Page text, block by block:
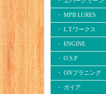
・ MPB LURES
・ L.T.ワークス
・ ENGINE
・ O.S.P
・ ONプラニング
・ ガイア